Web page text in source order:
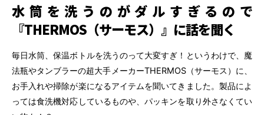
水筒を洗うのがダルすぎるので
『THERMOS（サーモス）』に話を聞く
毎日水筒、保温ボトルを洗うのって大変すぎ！というわけで、魔
法瓶やタンブラーの超大手メーカーTHERMOS（サーモス）に、
お手入れや掃除が楽になるアイテムを聞いてきました。製品によ
っては食洗機対応しているものや、パッキンを取り外さなくてい